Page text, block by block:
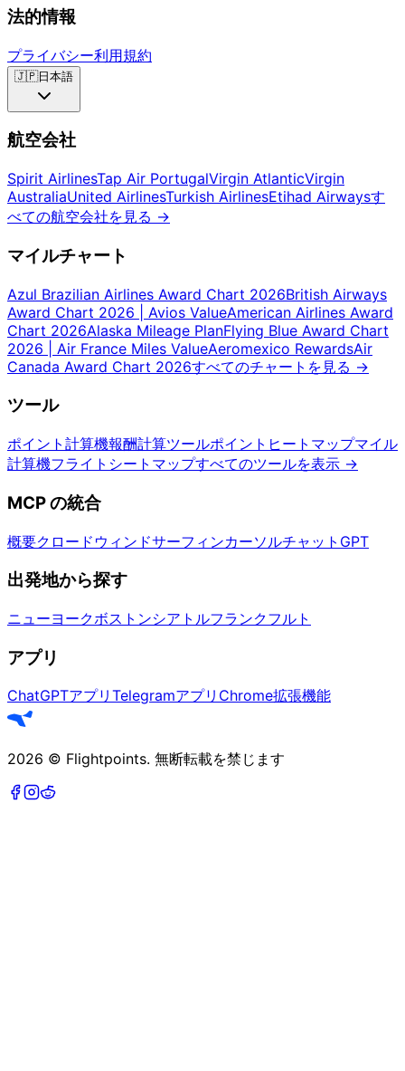
法的情報
プライバシー利用規約
🇯🇵日本語
航空会社
Spirit AirlinesTap Air PortugalVirgin AtlanticVirgin
AustraliaUnited AirlinesTurkish AirlinesEtihad Airwaysす
べての航空会社を見る →
マイルチャート
Azul Brazilian Airlines Award Chart 2026British Airways
Award Chart 2026 | Avios ValueAmerican Airlines Award
Chart 2026Alaska Mileage PlanFlying Blue Award Chart
2026 | Air France Miles ValueAeromexico RewardsAir
Canada Award Chart 2026すべてのチャートを見る →
ツール
ポイント計算機報酬計算ツールポイントヒートマップマイル
計算機フライトシートマップすべてのツールを表示 →
MCP の統合
概要クロード ウィンドサーフィンカーソルチャットGPT
出発地から探す
ニューヨークボストンシアトルフランクフルト
アプリ
ChatGPTアプリ Telegramアプリ Chrome拡張機能
2026 © Flightpoints. 無断転載を禁じます